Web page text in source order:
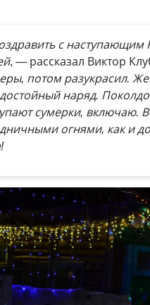
с
, — рассказал Виктор
потом разукрасил.
наряд.
сумерки, включаю.
огнями, как и